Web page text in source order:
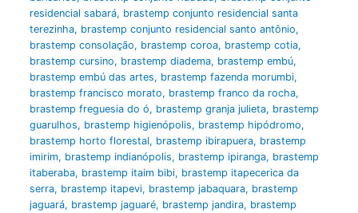
residencial sabará, brastemp conjunto residencial santa
terezinha, brastemp conjunto residencial santo antônio,
brastemp consolação, brastemp coroa, brastemp cotia,
brastemp cursino, brastemp diadema, brastemp embú,
brastemp embú das artes, brastemp fazenda morumbi,
brastemp francisco morato, brastemp franco da rocha,
brastemp freguesia do ó, brastemp granja julieta, brastemp
guarulhos, brastemp higienópolis, brastemp hipódromo,
brastemp horto florestal, brastemp ibirapuera, brastemp
imirim, brastemp indianópolis, brastemp ipiranga, brastemp
itaberaba, brastemp itaim bibi, brastemp itapecerica da
serra, brastemp itapevi, brastemp jabaquara, brastemp
jaguará, brastemp jaguaré, brastemp jandira, brastemp